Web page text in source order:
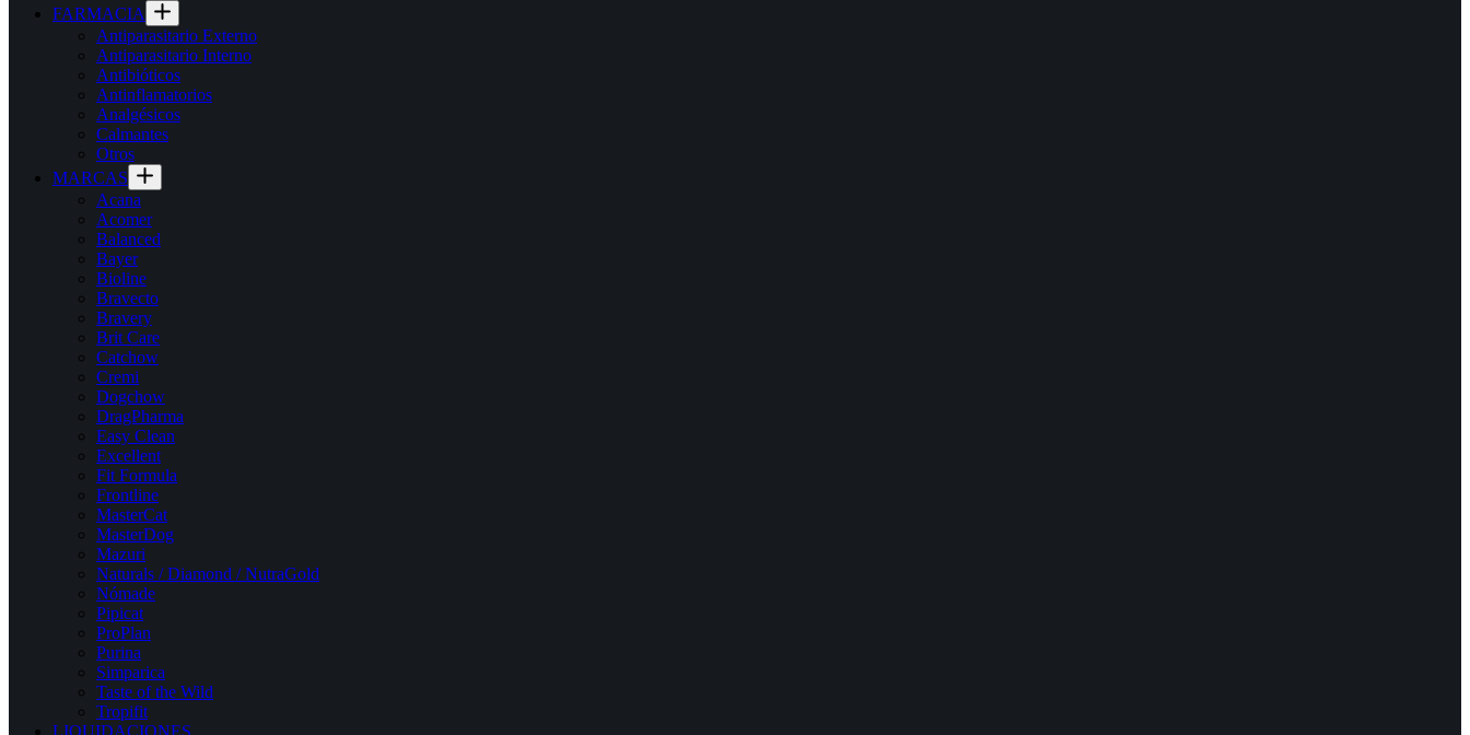
FARMACIA
Antiparasitario Externo
Antiparasitario Interno
Antibióticos
Antinflamatorios
Analgésicos
Calmantes
Otros
MARCAS
Acana
Acomer
Balanced
Bayer
Bioline
Bravecto
Bravery
Brit Care
Catchow
Cremi
Dogchow
DragPharma
Easy Clean
Excellent
Fit Formula
Frontline
MasterCat
MasterDog
Mazuri
Naturals / Diamond / NutraGold
Nómade
Pipicat
ProPlan
Purina
Simparica
Taste of the Wild
Tropifit
LIQUIDACIONES